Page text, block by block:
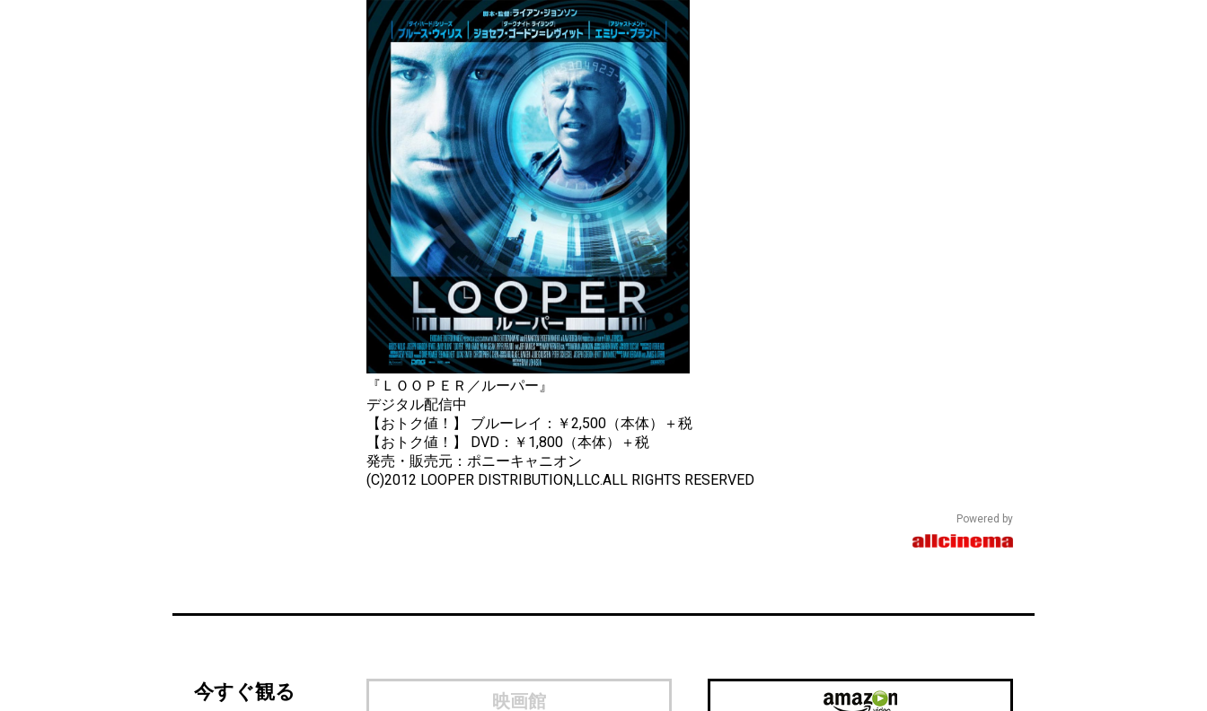
『ＬＯＯＰＥＲ／ルーパー』
デジタル配信中
【おトク値！】 ブルーレイ：￥2,500（本体）＋税
【おトク値！】 DVD：￥1,800（本体）＋税
発売・販売元：ポニーキャニオン
(C)2012 LOOPER DISTRIBUTION,LLC.ALL RIGHTS RESERVED
Powered by
今すぐ観る 映画館